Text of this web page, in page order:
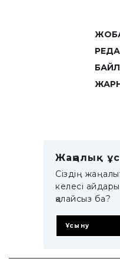
Жаңалық
Сіздің
келесі
қалайсыз ба?
Ұсыну